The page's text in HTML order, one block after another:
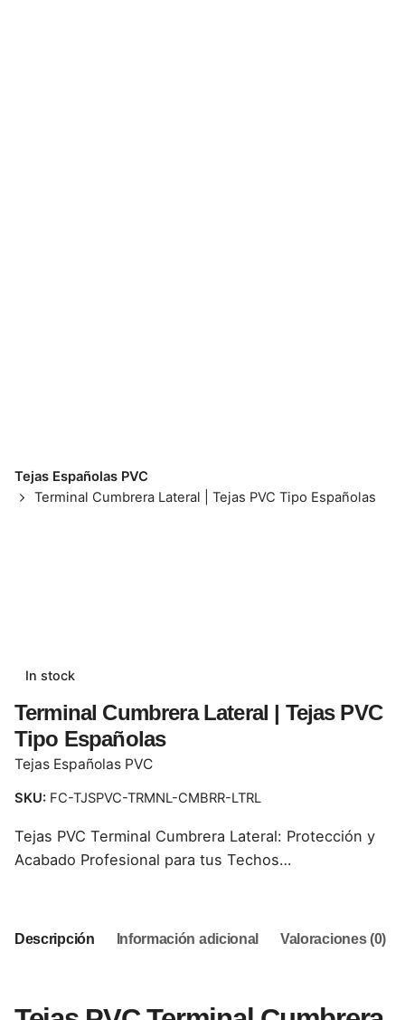
Tejas Españolas PVC
Terminal Cumbrera Lateral | Tejas PVC Tipo Españolas
In stock
Terminal Cumbrera Lateral | Tejas PVC
Tipo Españolas
Tejas Españolas PVC
SKU: FC-TJSPVC-TRMNL-CMBRR-LTRL
Tejas PVC Terminal Cumbrera Lateral: Protección y
Acabado Profesional para tus Techos…
Descripción Información adicional Valoraciones (0)